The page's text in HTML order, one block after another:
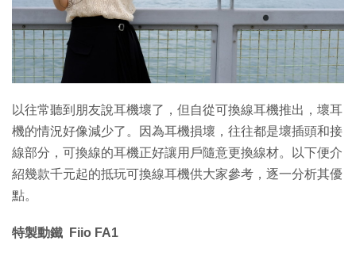
特集
以往常聽到朋友說耳機壞了，但自從可換線耳機推出，壞耳
機的情況好像減少了。因為耳機損壞，往往都是壞插頭和接
線部分，可換線的耳機正好讓用戶隨意更換線材。以下便介
紹幾款千元起的抵玩可換線耳機供大家參考，逐一分析其優
點。
特製動鐵 Fiio FA1